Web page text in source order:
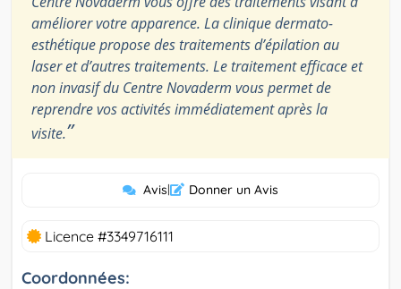
améliorer votre apparence. La clinique dermato-
esthétique propose des traitements d’épilation au
laser et d’autres traitements. Le traitement efficace et
non invasif du Centre Novaderm vous permet de
reprendre vos activités immédiatement après la
visite.”
Avis| Donner un Avis
Licence #3349716111
Coordonnées: